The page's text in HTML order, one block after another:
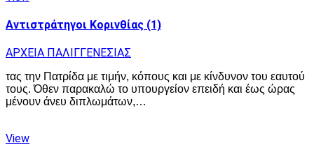
Αντιστράτηγοι Κορινθίας (1)
ΑΡΧΕΙΑ ΠΑΛΙΓΓΕΝΕΣΙΑΣ
τας την Πατρίδα με τιμήν, κόπους και με κίνδυνον του εαυτού
τους. Όθεν παρακαλώ το υπουργείον επειδή και έως ώρας
μένουν άνευ διπλωμάτων,…
View